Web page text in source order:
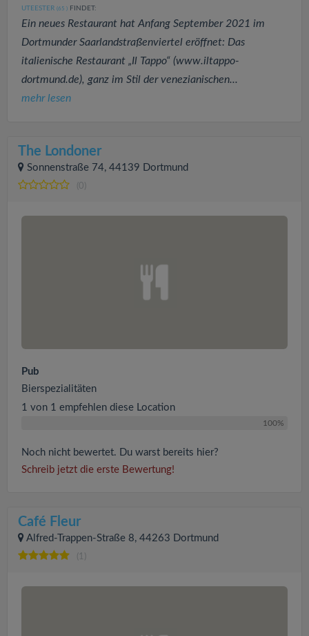
UTEESTER (65 ) FINDET:
Ein neues Restaurant hat Anfang September 2021 im
Dortmunder Saarlandstraßenviertel eröffnet: Das
italienische Restaurant „Il Tappo“ (www.iltappo-
dortmund.de), ganz im Stil der venezianischen...
mehr lesen
The Londoner
Sonnenstraße 74, 44139 Dortmund
(0)
Pub
Bierspezialitäten
1 von 1 empfehlen diese Location
100%
Noch nicht bewertet. Du warst bereits hier?
Schreib jetzt die erste Bewertung!
Café Fleur
Alfred-Trappen-Straße 8, 44263 Dortmund
(1)